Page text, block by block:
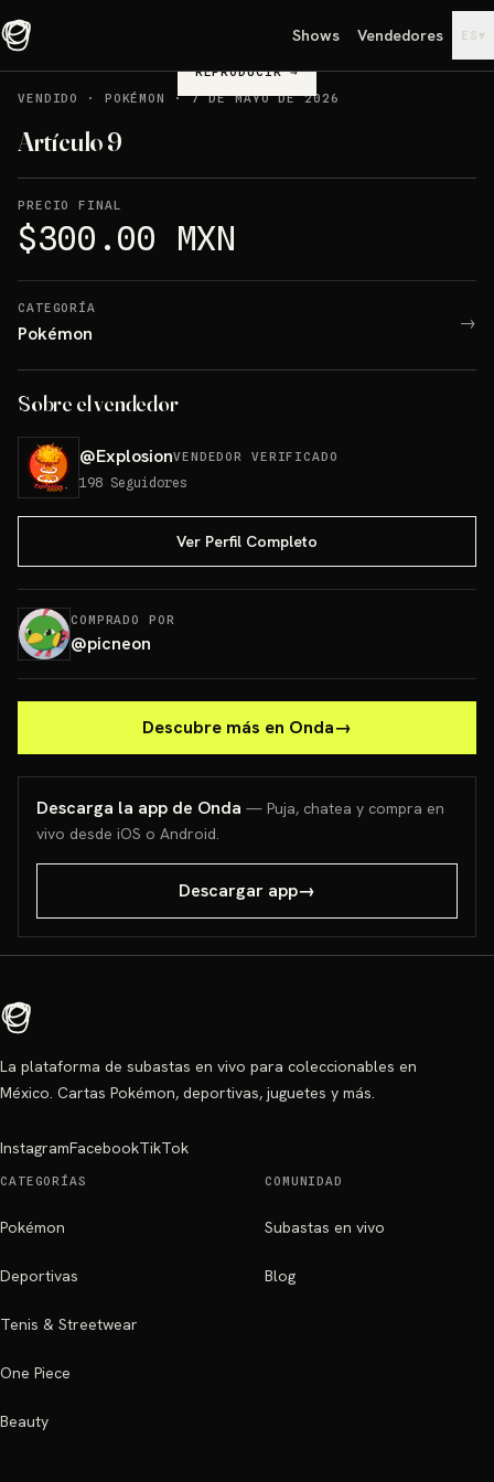
Shows Vendedores ES ▾
REPRODUCIR→
VENDIDO
· POKÉMON ·7 DE MAYO DE 2026
Artículo 9
PRECIO FINAL
$300.00 MXN
CATEGORÍA
Pokémon →
Sobre el vendedor
@ExplosionVENDEDOR VERIFICADO
198 Seguidores
Ver Perfil Completo
COMPRADO POR
@picneon
Descubre más en Onda→
Descarga la app de Onda — Puja, chatea y compra en
vivo desde iOS o Android.
Descargar app→
La plataforma de subastas en vivo para coleccionables en
México. Cartas Pokémon, deportivas, juguetes y más.
InstagramFacebookTikTok
CATEGORÍAS
Pokémon
Deportivas
Tenis & Streetwear
One Piece
Beauty
COMUNIDAD
Subastas en vivo
Blog